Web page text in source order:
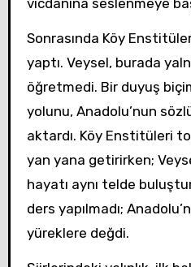
Sonrasında Köy
yaptı. Veysel, burada
öğretmedi. Bir duyuş
yolunu, Anadolu’nun
aktardı. Köy Enstitüleri
yan yana getirirken;
hayatı aynı telde
ders yapılmadı;
yüreklere değdi.